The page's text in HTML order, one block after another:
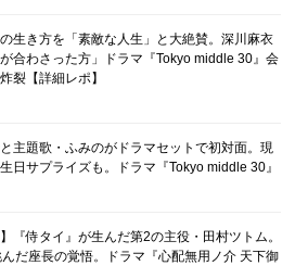
生き方を「素敵な人生」と大絶賛。深川麻衣
合わさった方」ドラマ『Tokyo middle 30』会
裂【詳細レポ】
主題歌・ふみのがドラマセットで初対面。現
日サプライズも。ドラマ『Tokyo middle 30』
『侍タイ』が生んだ第2の主役・田村ツトム。
だ座長の覚悟。ドラマ『心配無用ノ介 天下御